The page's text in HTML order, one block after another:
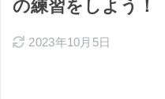
の練習をしよう！
2023年10月5日